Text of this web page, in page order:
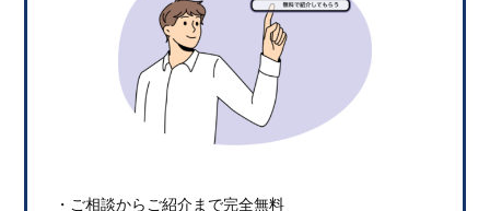
・ご相談からご紹介まで完全無料